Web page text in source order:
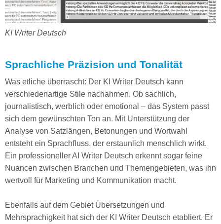
KI Writer Deutsch
Sprachliche Präzision und Tonalität
Was etliche überrascht: Der KI Writer Deutsch kann
verschiedenartige Stile nachahmen. Ob sachlich,
journalistisch, werblich oder emotional – das System passt
sich dem gewünschten Ton an. Mit Unterstützung der
Analyse von Satzlängen, Betonungen und Wortwahl
entsteht ein Sprachfluss, der erstaunlich menschlich wirkt.
Ein professioneller AI Writer Deutsch erkennt sogar feine
Nuancen zwischen Branchen und Themengebieten, was ihn
wertvoll für Marketing und Kommunikation macht.
Ebenfalls auf dem Gebiet Übersetzungen und
Mehrsprachigkeit hat sich der KI Writer Deutsch etabliert. Er